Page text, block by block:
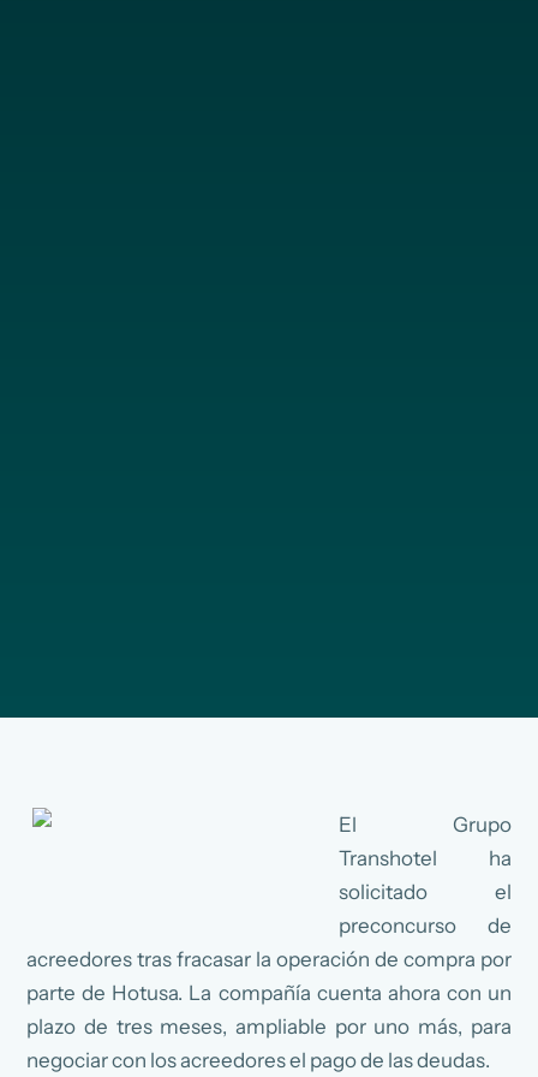
El Grupo
Transhotel ha
solicitado el
preconcurso de
acreedores tras fracasar la operación de compra por
parte de Hotusa. La compañía cuenta ahora con un
plazo de tres meses, ampliable por uno más, para
negociar con los acreedores el pago de las deudas.